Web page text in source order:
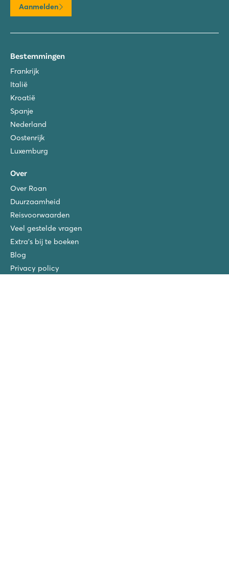
Aanmelden
Bestemmingen
Frankrijk
Italië
Kroatië
Spanje
Nederland
Oostenrijk
Luxemburg
Over
Over Roan
Duurzaamheid
Reisvoorwaarden
Veel gestelde vragen
Extra's bij te boeken
Blog
Privacy policy